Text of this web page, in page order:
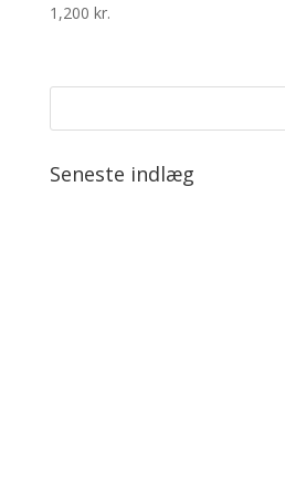
1,200 kr.
Seneste indlæg